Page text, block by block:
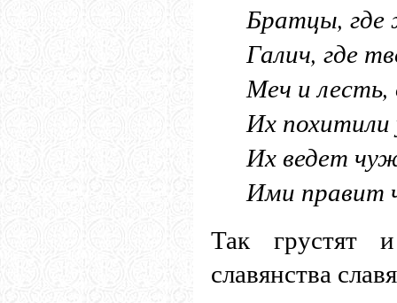
Братцы,
Галич, где
Меч и
Их похитили
Их ведет
Ими правит
Так грустят
славянства